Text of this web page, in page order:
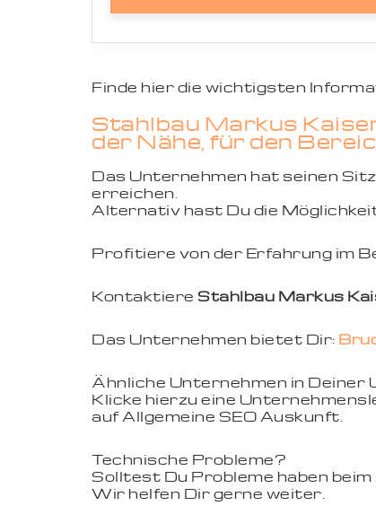
Finde hier die wichtigsten
Stahlbau Markus
der Nähe, für den
Das Unternehmen hat seinen
erreichen.
Alternativ hast Du die
Profitiere von der Erfahrung im
Kontaktiere Stahlbau Markus
Das Unternehmen bietet Dir:
Ähnliche Unternehmen in Deiner
Klicke hierzu eine
auf Allgemeine SEO Auskunft.
Technische Probleme?
Solltest Du Probleme haben
Wir helfen Dir gerne weiter.